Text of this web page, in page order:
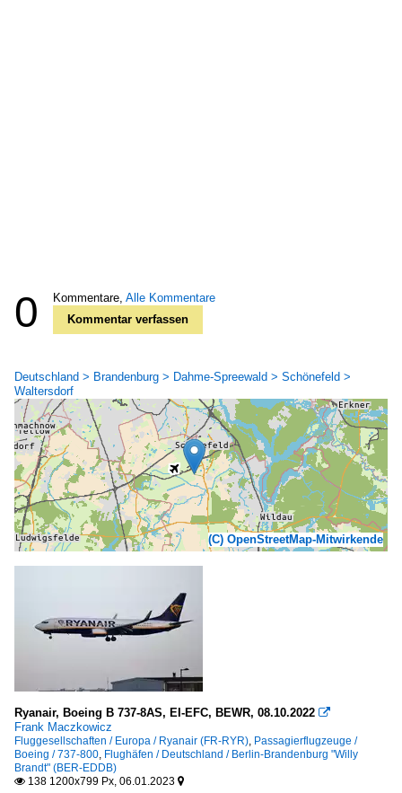
0 Kommentare, Alle Kommentare
Kommentar verfassen
Deutschland > Brandenburg > Dahme-Spreewald > Schönefeld >
Waltersdorf
(C) OpenStreetMap-Mitwirkende
Ryanair, Boeing B 737-8AS, EI-EFC, BEWR, 08.10.2022 
Frank Maczkowicz
Fluggesellschaften / Europa / Ryanair (FR-RYR), Passagierflugzeuge /
Boeing / 737-800, Flughäfen / Deutschland / Berlin-Brandenburg "Willy
Brandt" (BER-EDDB)
 138 1200x799 Px, 06.01.2023 